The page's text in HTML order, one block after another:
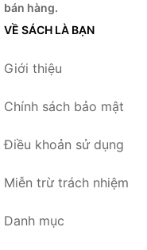
bán hàng.
VỀ SÁCH LÀ BẠN
Giới thiệu
Chính sách bảo mật
Điều khoản sử dụng
Miễn trừ trách nhiệm
Danh mục